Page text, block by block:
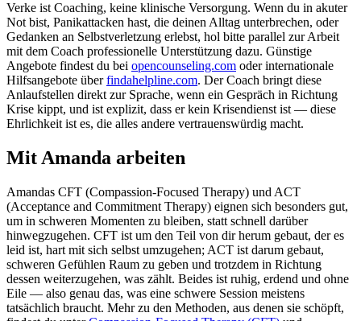
Verke ist Coaching, keine klinische Versorgung. Wenn du in akuter
Not bist, Panikattacken hast, die deinen Alltag unterbrechen, oder
Gedanken an Selbstverletzung erlebst, hol bitte parallel zur Arbeit
mit dem Coach professionelle Unterstützung dazu. Günstige
Angebote findest du bei opencounseling.com oder internationale
Hilfsangebote über findahelpline.com. Der Coach bringt diese
Anlaufstellen direkt zur Sprache, wenn ein Gespräch in Richtung
Krise kippt, und ist explizit, dass er kein Krisendienst ist — diese
Ehrlichkeit ist es, die alles andere vertrauenswürdig macht.
Mit Amanda arbeiten
Amandas CFT (Compassion-Focused Therapy) und ACT
(Acceptance and Commitment Therapy) eignen sich besonders gut,
um in schweren Momenten zu bleiben, statt schnell darüber
hinwegzugehen. CFT ist um den Teil von dir herum gebaut, der es
leid ist, hart mit sich selbst umzugehen; ACT ist darum gebaut,
schweren Gefühlen Raum zu geben und trotzdem in Richtung
dessen weiterzugehen, was zählt. Beides ist ruhig, erdend und ohne
Eile — also genau das, was eine schwere Session meistens
tatsächlich braucht. Mehr zu den Methoden, aus denen sie schöpft,